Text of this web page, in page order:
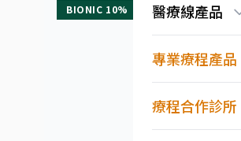
抗老保濕系列
美白淡斑系列
Exuviance系列
醫療線產品
淨化調理系列
換膚亮顏系列
修護舒緩系列
專業療程產品
療程合作診所
BIONIC 10%